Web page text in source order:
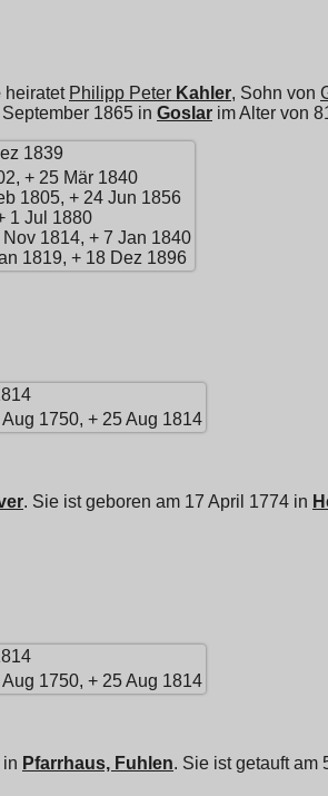
heiratet Philipp Peter Kahler, Sohn von
1865 in Goslar im Alter von
1839
+ 25 Mär 1840
1805, + 24 Jun 1856
1 Jul 1880
Nov 1814, + 7 Jan 1840
1819, + 18 Dez 1896
Aug 1750, + 25 Aug 1814
. Sie ist geboren am 17 April 1774 in
Aug 1750, + 25 Aug 1814
Pfarrhaus, Fuhlen. Sie ist getauft am